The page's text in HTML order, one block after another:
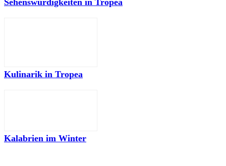
Kulinarik in Tropea
Kalabrien im Winter